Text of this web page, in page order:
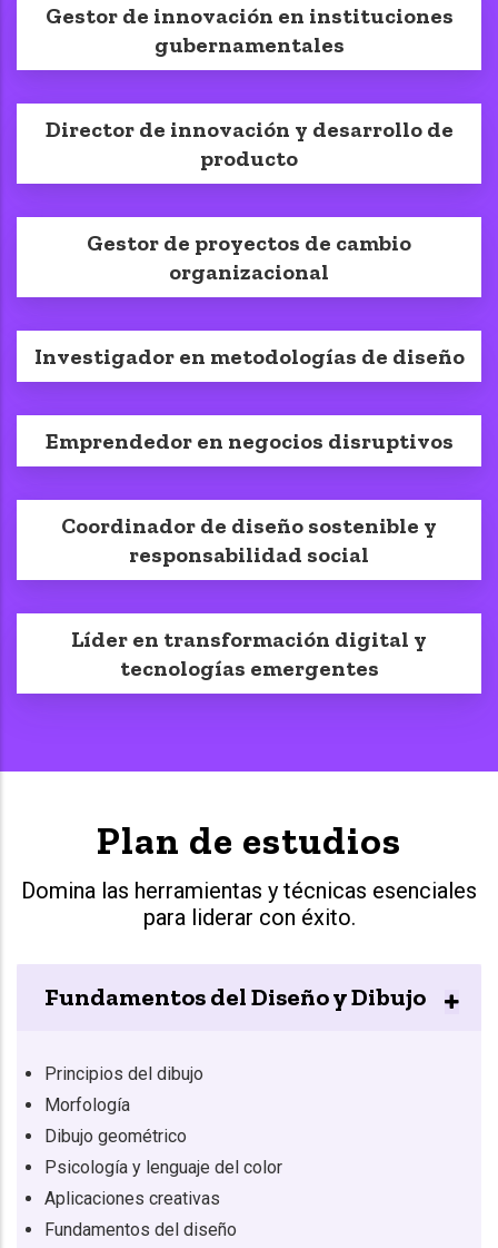
Gestor de innovación en instituciones
gubernamentales
Director de innovación y desarrollo de
producto
Gestor de proyectos de cambio
organizacional
Investigador en metodologías de diseño
Emprendedor en negocios disruptivos
Coordinador de diseño sostenible y
responsabilidad social
Líder en transformación digital y
tecnologías emergentes
Plan de estudios
Domina las herramientas y técnicas esenciales
para liderar con éxito.
Fundamentos del Diseño y Dibujo
Principios del dibujo
Morfología
Dibujo geométrico
Psicología y lenguaje del color
Aplicaciones creativas
Fundamentos del diseño